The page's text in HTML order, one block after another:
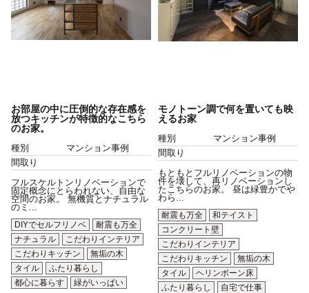
お部屋の中に圧倒的な存在感を
放つキッチンが特徴的なこちら
のお家。
種別
マンション事例
間取り
フルスケルトンリノベーションで
固定概念にとらわれない、自由な
空間のお家。 無機質とナチュラル
のミ...
DIYでセルフリノベ
耐震も万全
ナチュラル
こだわりインテリア
こだわりキッチン
無垢の木
タイル
ふたり暮らし
都心に暮らす
緑がいっぱい
モノトーン調で何を置いても映
えるお家
種別
マンション事例
間取り
もともとフルリノベーションの物
件を壊して、再リノベーションし
たこちらのお家。 昼は緑豊かでや
わら...
耐震も万全
和テイスト
コンクリート壁
こだわりインテリア
こだわりキッチン
無垢の木
タイル
ヘリンボーン床
ふたり暮らし
自宅で仕事